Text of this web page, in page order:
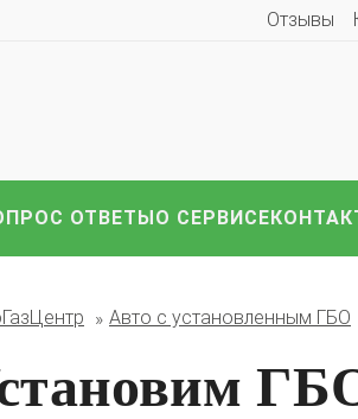
Отзывы
Toyota Volkswagen
другие
ОТВЕТЫО СЕРВИСЕ
Авто с установленным ГБО